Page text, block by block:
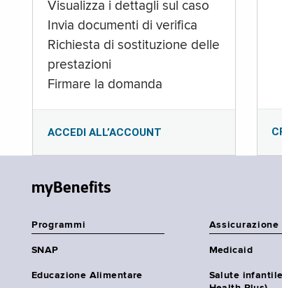
Visualizza i dettagli sul caso
Invia documenti di verifica
Richiesta di sostituzione delle
prestazioni
Firmare la domanda
ACCEDI ALL’ACCOUNT
myBenefits
Programmi
SNAP
Educazione Alimentare
Assicurazione
Medicaid
Salute